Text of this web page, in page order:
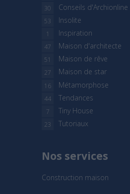
Conseils d'Archionline
30
Insolite
53
Inspiration
1
Maison d'architecte
47
Maison de rêve
51
Maison de star
27
Métamorphose
16
Tendances
44
Tiny House
7
Tutoriaux
23
Nos services
Construction maison